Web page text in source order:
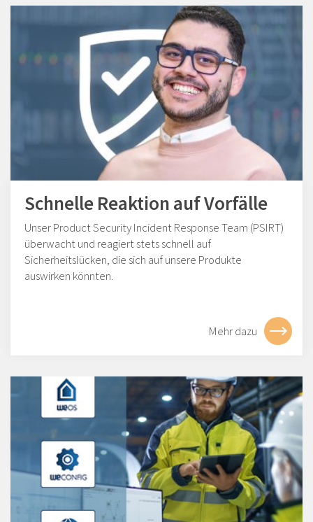
Schnelle Reaktion auf Vorfälle
Unser Product Security Incident Response Team (PSIRT)
überwacht und reagiert stets schnell auf
Sicherheitslücken, die sich auf unsere Produkte
auswirken könnten.
Mehr dazu